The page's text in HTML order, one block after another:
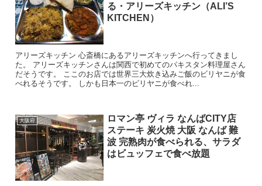
る・アリーズキッチン（ALI’S
KITCHEN）
アリーズキッチン 心斎橋にあるアリーズキッチンへ行ってきまし
た。 アリーズキッチンさんは関西で初めてのパキスタン料理屋さん
だそうです。 ここのお店では世界三大炊き込みご飯のビリヤニが食
べれるそうです。 しかも日本一のビリヤニが食べれ...
大阪府
ロマン亭 ヴィラ なんばCITY店
ステーキ 炭火焼 大阪 なんば 難
波 完熟肉が食べられる、サラダ
はビュッフェで食べ放題